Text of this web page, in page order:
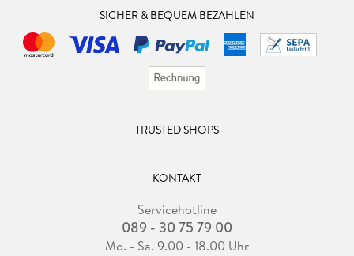
SICHER & BEQUEM BEZAHLEN
TRUSTED SHOPS
KONTAKT
Servicehotline
089 - 30 75 79 00
Mo. - Sa. 9.00 - 18.00 Uhr